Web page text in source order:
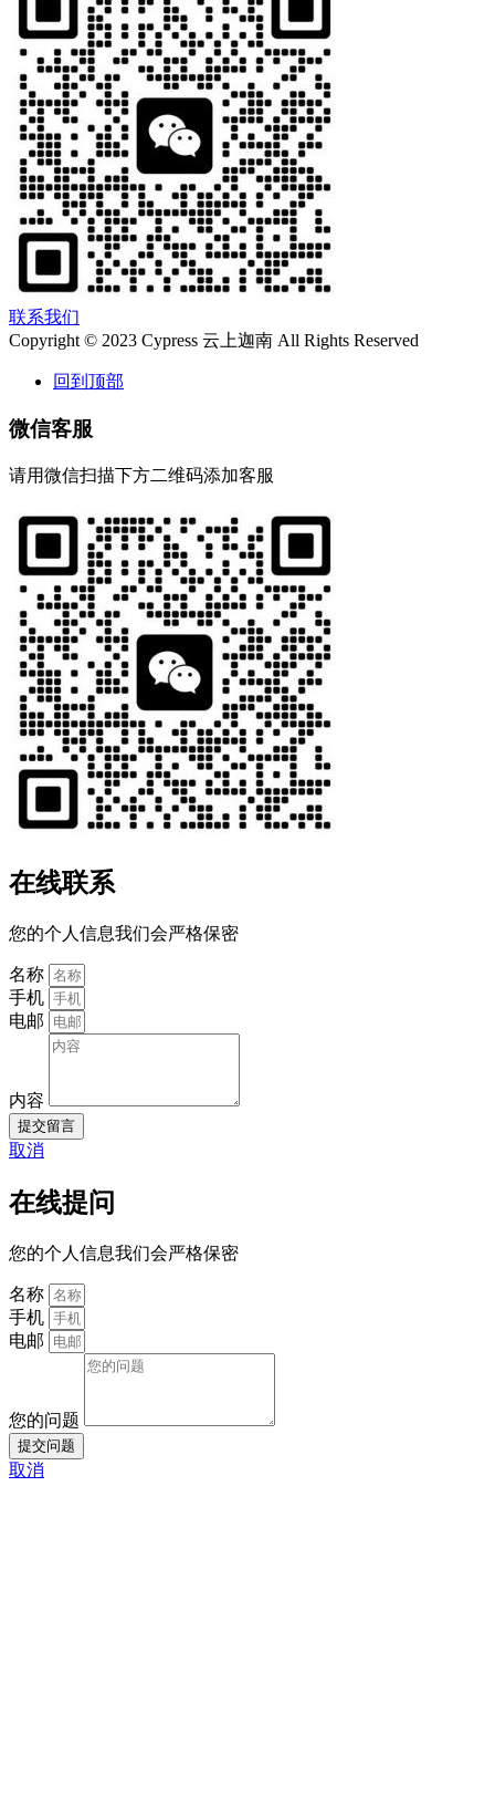
联系我们
Copyright © 2023 Cypress 云上迦南 All Rights Reserved
回到顶部
微信客服
请用微信扫描下方二维码添加客服
在线联系
您的个人信息我们会严格保密
名称
手机
电邮
内容
提交留言
取消
在线提问
您的个人信息我们会严格保密
名称
手机
电邮
您的问题
提交问题
取消